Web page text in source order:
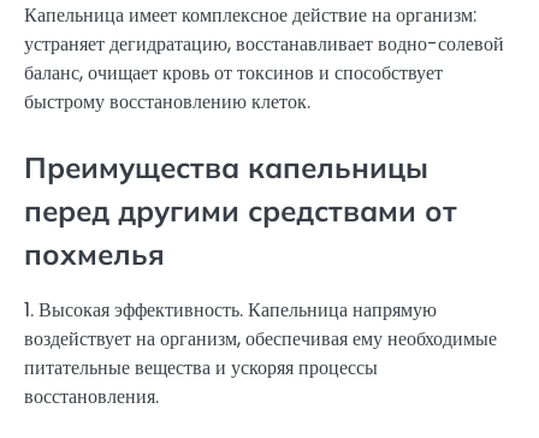
Капельница имеет комплексное действие на организм:
устраняет дегидратацию, восстанавливает водно-солевой
баланс, очищает кровь от токсинов и способствует
быстрому восстановлению клеток.
Преимущества капельницы
перед другими средствами от
похмелья
1. Высокая эффективность. Капельница напрямую
воздействует на организм, обеспечивая ему необходимые
питательные вещества и ускоряя процессы
восстановления.